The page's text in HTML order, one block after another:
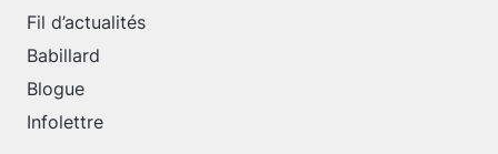
Fil d’actualités
Babillard
Blogue
Infolettre